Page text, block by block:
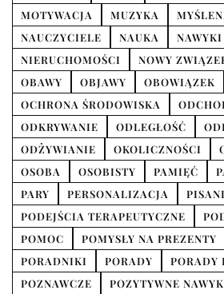
MOTYWACJA
MUZYKA
NAUCZYCIELE
NAUKA
NAWYKI
NIERUCHOMOŚCI
NOWY
OBAWY
OBJAWY OBOWIĄZEK
OCHRONA ŚRODOWISKA
ODKRYWANIE
ODLEGŁOŚĆ
ODŻYWIANIE
OKOLICZNOŚCI
OSOBA
OSOBISTY PAMIĘĆ
PARY
PERSONALIZACJA
PODEJŚCIA TERAPEUTYCZNE
POMOC
POMYSŁY NA PREZENTY
PORADNIKI
PORADY
PORADY
POZNAWCZE
POZYTYWNE